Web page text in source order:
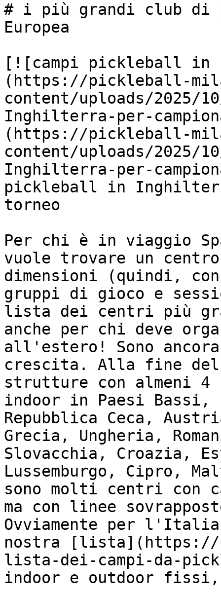
# i più grandi club di
Europea
[![campi pickleball in
(https://pickleball-
content/uploads/2025/
Inghilterra-per-
(https://pickleball-
content/uploads/2025/
Inghilterra-per-
pickleball in
torneo
Per chi è in viaggio
vuole trovare un
dimensioni (quindi,
gruppi di gioco e
lista dei centri più
anche per chi deve
all'estero! Sono
crescita. Alla fine del
strutture con almeni
indoor in Paesi
Repubblica Ceca,
Grecia, Ungheria,
Slovacchia, Croazia,
Lussemburgo, Cipro,
sono molti centri con
ma con linee
Ovviamente per
nostra [lista](https://
lista-dei-campi-da-
indoor e outdoor